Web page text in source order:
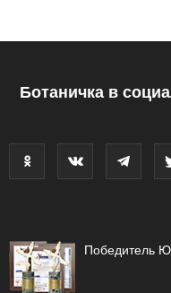
Ботаничка в
Победитель